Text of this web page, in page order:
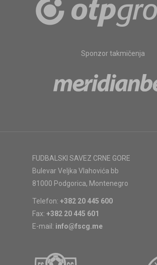
Sponzor takmičenja
FUDBALSKI SAVEZ CRNE GORE
Bulevar Veljka Vlahovića bb
81000 Podgorica, Montenegro
Telefon: +382 20 445 600
Fax: +382 20 445 601
E-mail: info@fscg.me